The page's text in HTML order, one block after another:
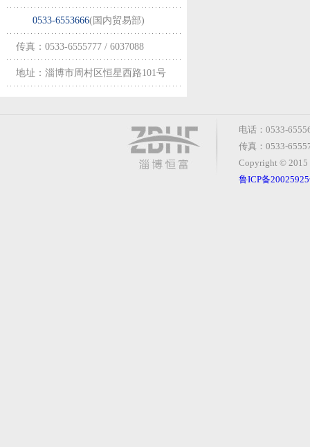
0533-6553666(国内贸易部)
传真：0533-6555777 / 6037088
地址：淄博市周村区恒星西路101号
电话：0533-
传真：0533-
Copyright © 2015
鲁ICP备